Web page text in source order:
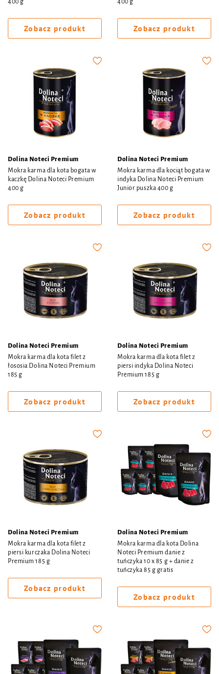
400 g
Zobacz produkt
400 g
Zobacz produkt
Dolina Noteci Premium
Mokra karma dla kota bogata w
kaczkę Dolina Noteci Premium
400 g
Zobacz produkt
Dolina Noteci Premium
Mokra karma dla kociąt bogata w
indyka Dolina Noteci Premium
Junior puszka 400 g
Zobacz produkt
Dolina Noteci Premium
Mokra karma dla kota filet z
łososia Dolina Noteci Premium
185 g
Zobacz produkt
Dolina Noteci Premium
Mokra karma dla kota filet z
piersi indyka Dolina Noteci
Premium 185 g
Zobacz produkt
Dolina Noteci Premium
Mokra karma dla kota filet z
piersi kurczaka Dolina Noteci
Premium 185 g
Zobacz produkt
Dolina Noteci Premium
Mokra karma dla kota Dolina
Noteci Premium danie z
tuńczyka 10 x 85 g + danie z
tuńczyka 85 g gratis
Zobacz produkt